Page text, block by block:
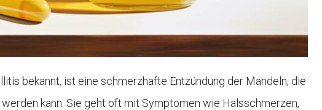
bekannt, ist eine schmerzhafte Entzündung der Mandeln, die
kann. Sie geht oft mit Symptomen wie Halsschmerzen,